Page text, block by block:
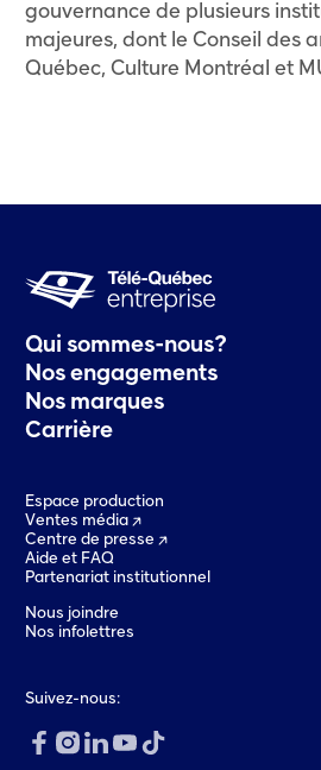
gouvernance de plusieurs
majeures, dont le Conseil des
Québec, Culture Montréal et
Qui sommes-nous?
Nos engagements
Nos marques
Carrière
Espace production
Ventes média
Centre de presse
Aide et FAQ
Partenariat institutionnel
Nous joindre
Nos infolettres
Suivez-nous: